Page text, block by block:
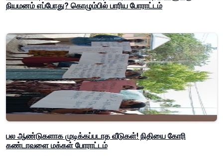
நியமனம் எப்போது? கொழும்பில் பாரிய போராட்டம்
பல ஆண்டுகளாக முடிக்கப்படாத வீடுகள்! நிதியை கோரி
கண்டாவளை மக்கள் போராட்டம்